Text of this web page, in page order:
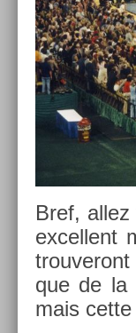
Bref,
ex­cel­lent
que de la
mais